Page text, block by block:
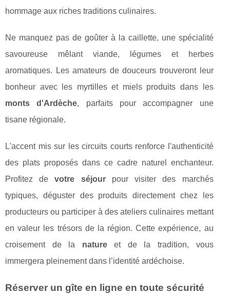
hommage aux riches traditions culinaires.
Ne manquez pas de goûter à la caillette, une spécialité
savoureuse mêlant viande, légumes et herbes
aromatiques. Les amateurs de douceurs trouveront leur
bonheur avec les myrtilles et miels produits dans les
monts d'Ardèche, parfaits pour accompagner une
tisane régionale.
L'accent mis sur les circuits courts renforce l'authenticité
des plats proposés dans ce cadre naturel enchanteur.
Profitez devotre séjourpour visiter des marchés
typiques, déguster des produits directement chez les
producteurs ou participer à des ateliers culinaires mettant
en valeur les trésors de la région. Cette expérience, au
croisement de la natureet de la tradition, vous
immergera pleinement dans l’identité ardéchoise.
Réserver un gîte en ligne en toute sécurité